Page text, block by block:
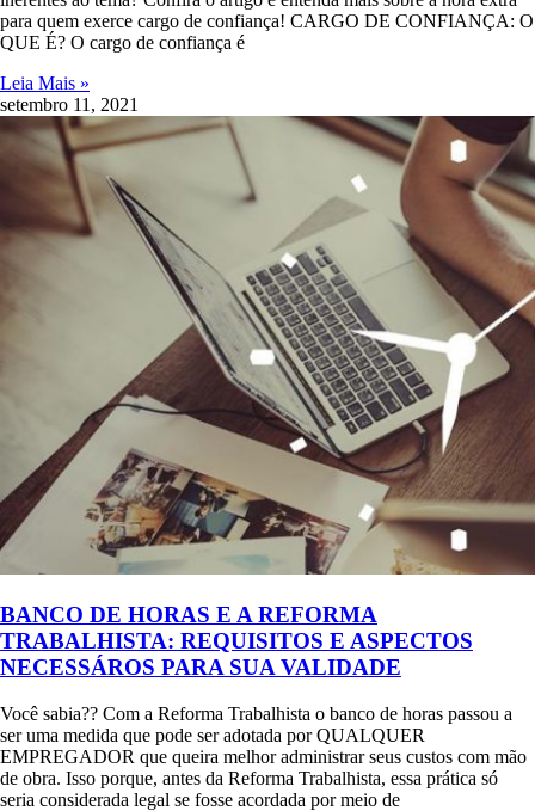
para quem exerce cargo de confiança! CARGO DE CONFIANÇA: O
QUE É? O cargo de confiança é
Leia Mais »
setembro 11, 2021
BANCO DE HORAS E A REFORMA
TRABALHISTA: REQUISITOS E ASPECTOS
NECESSÁROS PARA SUA VALIDADE
Você sabia?? Com a Reforma Trabalhista o banco de horas passou a
ser uma medida que pode ser adotada por QUALQUER
EMPREGADOR que queira melhor administrar seus custos com mão
de obra. Isso porque, antes da Reforma Trabalhista, essa prática só
seria considerada legal se fosse acordada por meio de